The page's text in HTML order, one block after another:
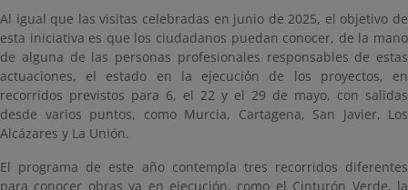
Al igual que las visitas celebradas en junio de 2025, el objetivo de
esta iniciativa es que los ciudadanos puedan conocer, de la mano
de alguna de las personas profesionales responsables de estas
actuaciones, el estado en la ejecución de los proyectos, en
recorridos previstos para 6, el 22 y el 29 de mayo, con salidas
desde varios puntos, como Murcia, Cartagena, San Javier, Los
Alcázares y La Unión.
El programa de este año contempla tres recorridos diferentes
para conocer obras ya en ejecución, como el Cinturón Verde, la